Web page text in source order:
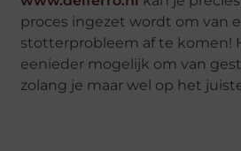
proces ingezet wordt om van
stotterprobleem af te komen!
eenieder mogelijk om van
zolang je maar wel op het